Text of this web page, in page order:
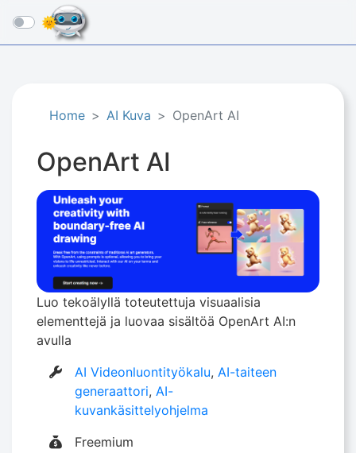
☰
Home AI Kuva OpenArt AI
OpenArt AI
Luo tekoälyllä toteutettuja visuaalisia
elementtejä ja luovaa sisältöä OpenArt AI:n
avulla
AI Videonluontityökalu,AI-taiteen
generaattori,AI-
kuvankäsittelyohjelma
Freemium